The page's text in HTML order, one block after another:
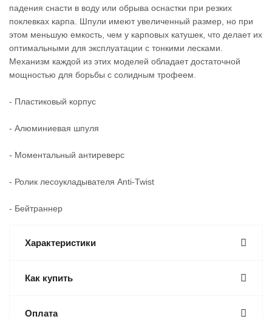
падения снасти в воду или обрыва оснастки при резких
поклевках карпа. Шпули имеют увеличенный размер, но при
этом меньшую емкость, чем у карповых катушек, что делает их
оптимальными для эксплуатации с тонкими лесками.
Механизм каждой из этих моделей обладает достаточной
мощностью для борьбы с солидным трофеем.
- Пластиковый корпус
- Алюминиевая шпуля
- Моментальный антиреверс
- Ролик лесоукладывателя Anti-Twist
- Бейтраннер
Характеристики
Как купить
Оплата